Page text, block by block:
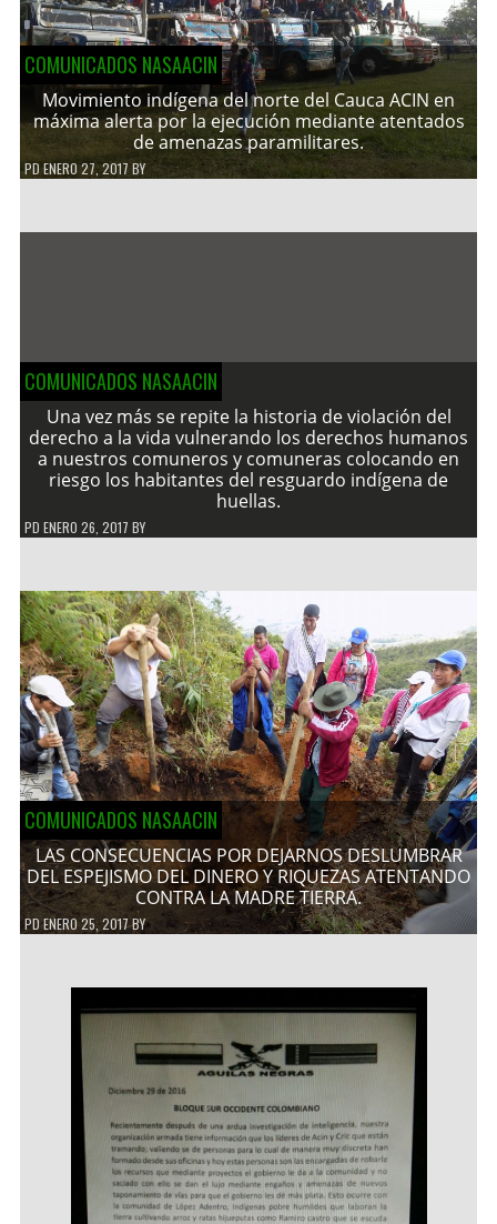
COMUNICADOS NASAACIN
Movimiento indígena del norte del Cauca ACIN en
máxima alerta por la ejecución mediante atentados
de amenazas paramilitares.
PDENERO 27, 2017 BY
COMUNICADOS NASAACIN
Una vez más se repite la historia de violación del
derecho a la vida vulnerando los derechos humanos
a nuestros comuneros y comuneras colocando en
riesgo los habitantes del resguardo indígena de
huellas.
PD ENERO 26, 2017 BY
COMUNICADOS NASAACIN
LAS CONSECUENCIAS POR DEJARNOS DESLUMBRAR
DEL ESPEJISMO DEL DINERO Y RIQUEZAS ATENTANDO
CONTRA LA MADRE TIERRA.
PDENERO 25, 2017BY